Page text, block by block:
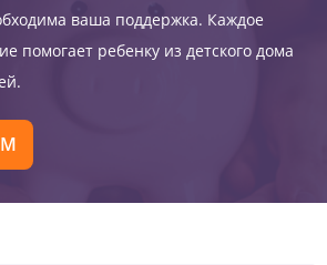
ваша поддержка. Каждое
помогает ребенку из детского дома